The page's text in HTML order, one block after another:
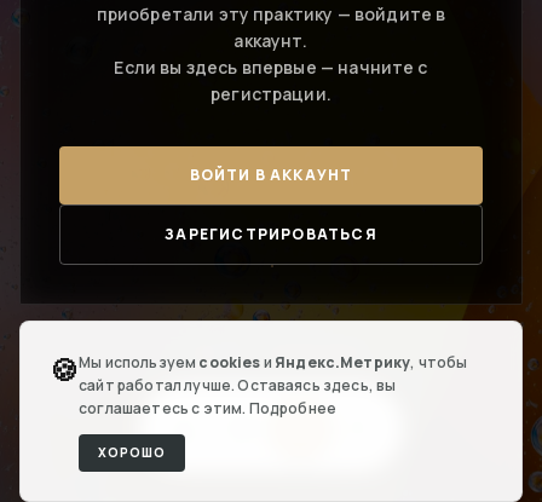
приобретали эту практику — войдите в
аккаунт.
Если вы здесь впервые — начните с
регистрации.
ВОЙТИ В АККАУНТ
ЗАРЕГИСТРИРОВАТЬСЯ
← ВЕРНУТЬСЯ В ГРОТ
🍪Мы используем cookiesи Яндекс.Метрику, чтобы
сайт работал лучше. Оставаясь здесь, вы
соглашаетесь с этим. Подробнее
ХОРОШО